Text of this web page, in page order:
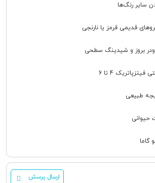
سایر رنگ‌ها
قدیمی قرمز یا نارنجی
بروز و شیدینگ سطحی
4 تا 6
طبیعی
حیوانی
گاما
ارسال پرسش